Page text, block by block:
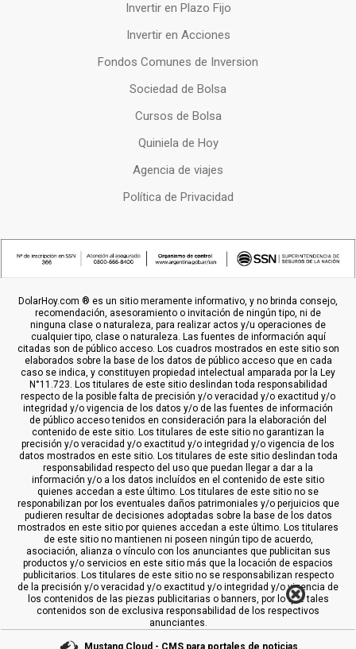
Invertir en Plazo Fijo
Invertir en Acciones
Fondos Comunes de Inversion
Sociedad de Bolsa
Cursos de Bolsa
Quiniela de Hoy
Agencia de viajes
Política de Privacidad
DolarHoy.com ® es un sitio meramente informativo, y no brinda consejo,
recomendación, asesoramiento o invitación de ningún tipo, ni de
ninguna clase o naturaleza, para realizar actos y/u operaciones de
cualquier tipo, clase o naturaleza. Las fuentes de información aquí
citadas son de público acceso. Los cuadros mostrados en este sitio son
elaborados sobre la base de los datos de público acceso que en cada
caso se indica, y constituyen propiedad intelectual amparada por la Ley
N°11.723. Los titulares de este sitio deslindan toda responsabilidad
respecto de la posible falta de precisión y/o veracidad y/o exactitud y/o
integridad y/o vigencia de los datos y/o de las fuentes de información
de público acceso tenidos en consideración para la elaboración del
contenido de este sitio. Los titulares de este sitio no garantizan la
precisión y/o veracidad y/o exactitud y/o integridad y/o vigencia de los
datos mostrados en este sitio. Los titulares de este sitio deslindan toda
responsabilidad respecto del uso que puedan llegar a dar a la
información y/o a los datos incluídos en el contenido de este sitio
quienes accedan a este último. Los titulares de este sitio no se
responabilizan por los eventuales daños patrimoniales y/o perjuicios que
pudieren resultar de decisiones adoptadas sobre la base de los datos
mostrados en este sitio por quienes accedan a este último. Los titulares
de este sitio no mantienen ni poseen ningún tipo de acuerdo,
asociación, alianza o vínculo con los anunciantes que publicitan sus
productos y/o servicios en este sitio más que la locación de espacios
publicitarios. Los titulares de este sitio no se responsabilizan respecto
de la precisión y/o veracidad y/o exactitud y/o integridad y/o vigencia de
los contenidos de las piezas publicitarias o banners, por lo que tales
contenidos son de exclusiva responsabilidad de los respectivos
anunciantes.
Mustang Cloud - CMS para portales de noticias